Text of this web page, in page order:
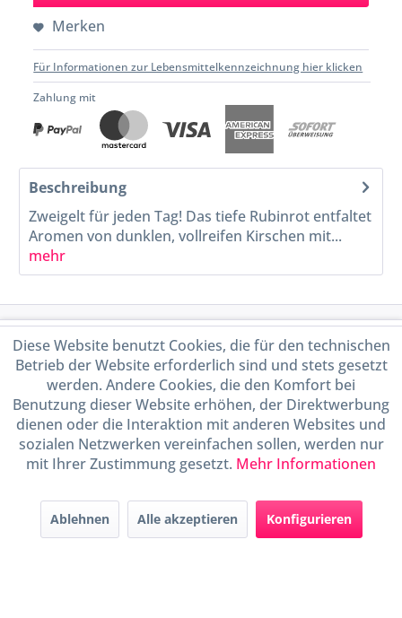
Merken
Für Informationen zur Lebensmittelkennzeichnung hier klicken
Zahlung mit
Beschreibung
Zweigelt für jeden Tag! Das tiefe Rubinrot entfaltet
Aromen von dunklen, vollreifen Kirschen mit...
mehr
Service Hotline
Shop Service
Informationen
Handel mit BIO-Weinen
durch DE-ÖKO-009
Diese Website benutzt Cookies, die für den technischen
Betrieb der Website erforderlich sind und stets gesetzt
werden. Andere Cookies, die den Komfort bei
Benutzung dieser Website erhöhen, der Direktwerbung
dienen oder die Interaktion mit anderen Websites und
sozialen Netzwerken vereinfachen sollen, werden nur
mit Ihrer Zustimmung gesetzt. Mehr Informationen
Ablehnen Alle akzeptieren Konfigurieren